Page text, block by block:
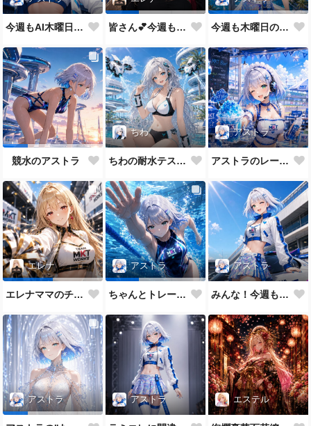
今週もAI木曜日のRQの時間だよ 皆さん💕今週もおつかれさまでした✨ 今週も木曜日のRQだよ💕
競水のアストラ
ちわ
ちわの耐水テスト（ほぼ生身バージョン）
アストラ
アストラのレーシングメイドだよ💕
エレナ
エレナママのチアガール
アストラ
ちゃんとトレーニングもします😉✨
アストラ
みんな！今週もAI木曜日のRQの時間だよ
アストラ アストラ エステル